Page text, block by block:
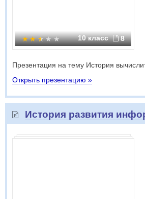
10 класс 8
Презентация на тему История
Открыть презентацию »
История развития